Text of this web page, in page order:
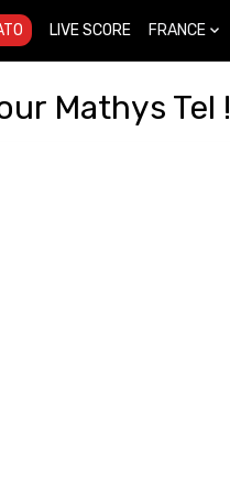
LIVE SCORE FRANCE
Mathys Tel !